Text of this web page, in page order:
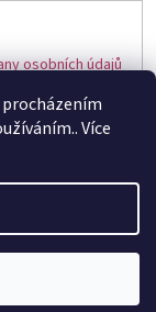
Více
osobních údajů